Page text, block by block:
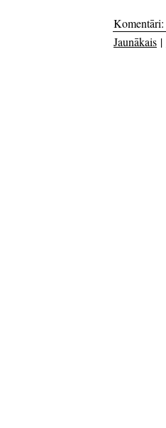
Komentāri:
Jaunākais |